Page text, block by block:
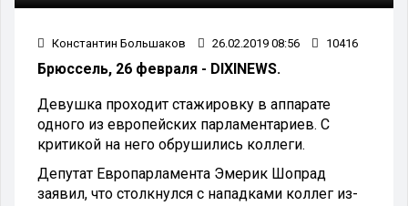
Константин Большаков 26.02.2019 08:56 10416
Брюссель, 26 февраля - DIXINEWS.
Девушка проходит стажировку в аппарате
одного из европейских парламентариев. С
критикой на него обрушились коллеги.
Депутат Европарламента Эмерик Шопрад
заявил, что столкнулся с нападками коллег из-